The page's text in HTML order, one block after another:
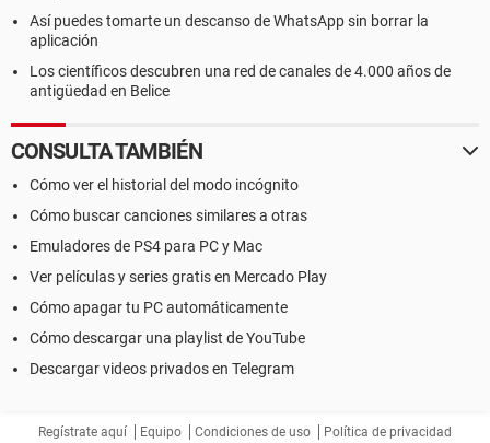
Así puedes tomarte un descanso de WhatsApp sin borrar la
aplicación
Los científicos descubren una red de canales de 4.000 años de
antigüedad en Belice
CONSULTA TAMBIÉN
Cómo ver el historial del modo incógnito
Cómo buscar canciones similares a otras
Emuladores de PS4 para PC y Mac
Ver películas y series gratis en Mercado Play
Cómo apagar tu PC automáticamente
Cómo descargar una playlist de YouTube
Descargar videos privados en Telegram
Regístrate aquí Equipo Condiciones de uso Política de privacidad